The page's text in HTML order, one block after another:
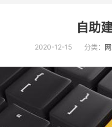
自助
2020-12-15 分类：